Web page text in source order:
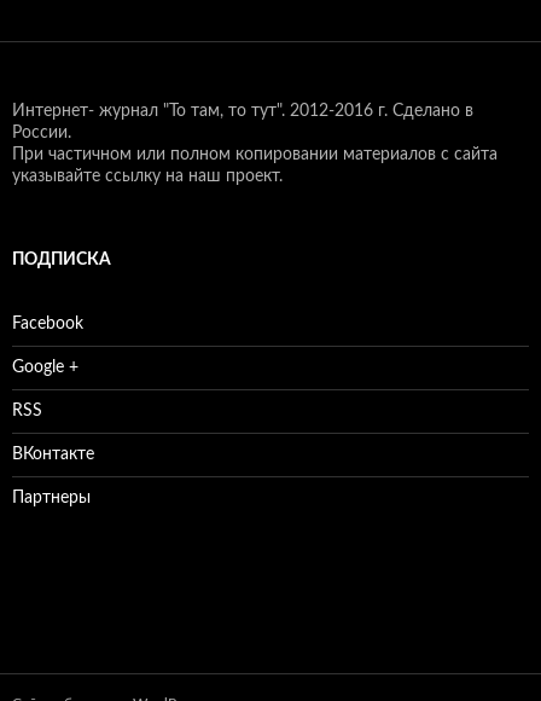
Интернет- журнал "То там, то тут". 2012-2016 г. Сделано в
России.
При частичном или полном копировании материалов с сайта
указывайте ссылку на наш проект.
ПОДПИСКА
Facebook
Google +
RSS
ВКонтакте
Партнеры